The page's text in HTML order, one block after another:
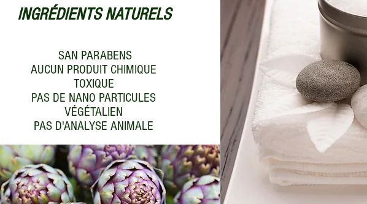
INGRÉDIENTS NATURELS
SAN PARABENS
AUCUN PRODUIT CHIMIQUE
TOXIQUE
PAS DE NANO PARTICULES
VÉGÉTALIEN
PAS D'ANALYSE ANIMALE